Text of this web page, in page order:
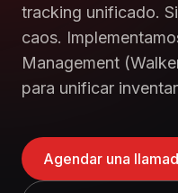
tracking unificado.
caos.
Management
para unificar
Agendar una